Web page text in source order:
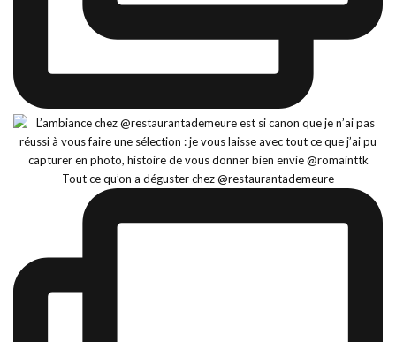
Tout ce qu’on a déguster chez @restaurantademeure